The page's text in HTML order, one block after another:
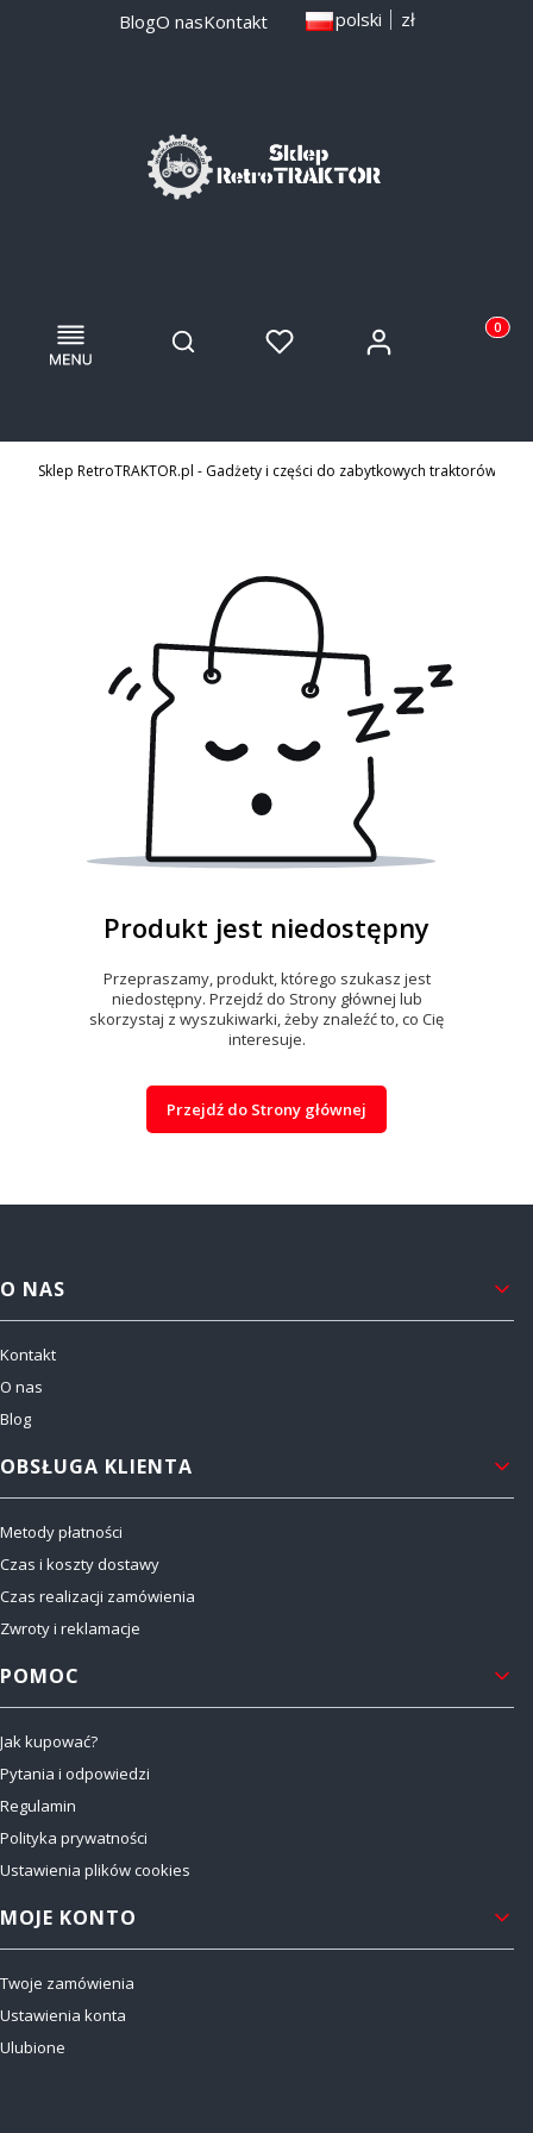
BlogO nasKontakt polski zł
Menu Otwórz wyszukiwarkę
Szukaj Ulubione Zaloguj się Koszyk
Sklep RetroTRAKTOR.pl - Gadżety i części do zabytkowych traktorów i
Produkt jest niedostępny
Przepraszamy, produkt, którego szukasz jest
niedostępny. Przejdź do Strony głównej lub
skorzystaj z wyszukiwarki, żeby znaleźć to, co Cię
interesuje.
Przejdź do Strony głównej
Linki w stopce
O NAS
Kontakt
O nas
Blog
OBSŁUGA KLIENTA
Metody płatności
Czas i koszty dostawy
Czas realizacji zamówienia
Zwroty i reklamacje
POMOC
Jak kupować?
Pytania i odpowiedzi
Regulamin
Polityka prywatności
Ustawienia plików cookies
MOJE KONTO
Twoje zamówienia
Ustawienia konta
Ulubione